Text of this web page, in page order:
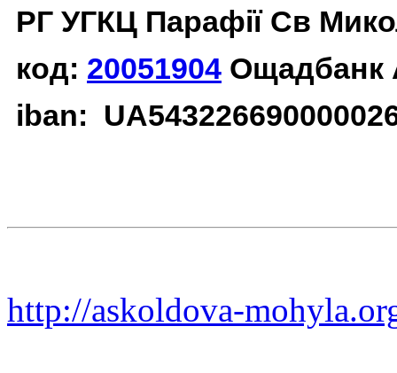
РГ УГКЦ Парафії Св
код: 20051904 Ощадбанк
iban:
http://askoldova-